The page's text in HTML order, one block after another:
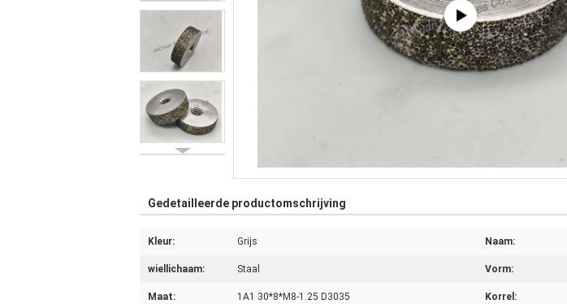
Gedetailleerde productomschrijving
Kleur: Grijs Naam:
wiellichaam: Staal Vorm:
Maat: 1A1 30*8*M8-1.25 D3035 Korrel: